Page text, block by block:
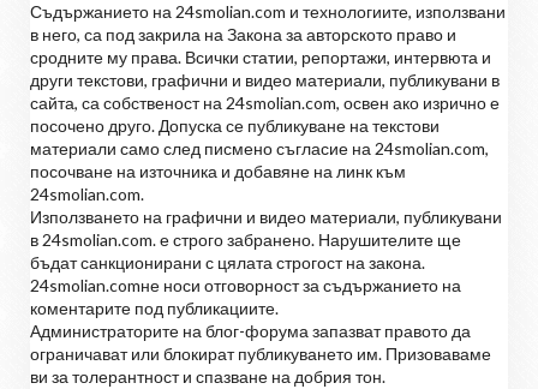
Съдържанието на 24smolian.com и технологиите, използвани
в него, са под закрила на Закона за авторското право и
сродните му права. Всички статии, репортажи, интервюта и
други текстови, графични и видео материали, публикувани в
сайта, са собственост на 24smolian.com, освен ако изрично е
посочено друго. Допуска се публикуване на текстови
материали само след писмено съгласие на 24smolian.com,
посочване на източника и добавяне на линк към
24smolian.com.
Използването на графични и видео материали, публикувани
в 24smolian.com. е строго забранено. Нарушителите ще
бъдат санкционирани с цялата строгост на закона.
24smolian.comне носи отговорност за съдържанието на
коментарите под публикациите.
Администраторите на блог-форума запазват правото да
ограничават или блокират публикуването им. Призоваваме
ви за толерантност и спазване на добрия тон.